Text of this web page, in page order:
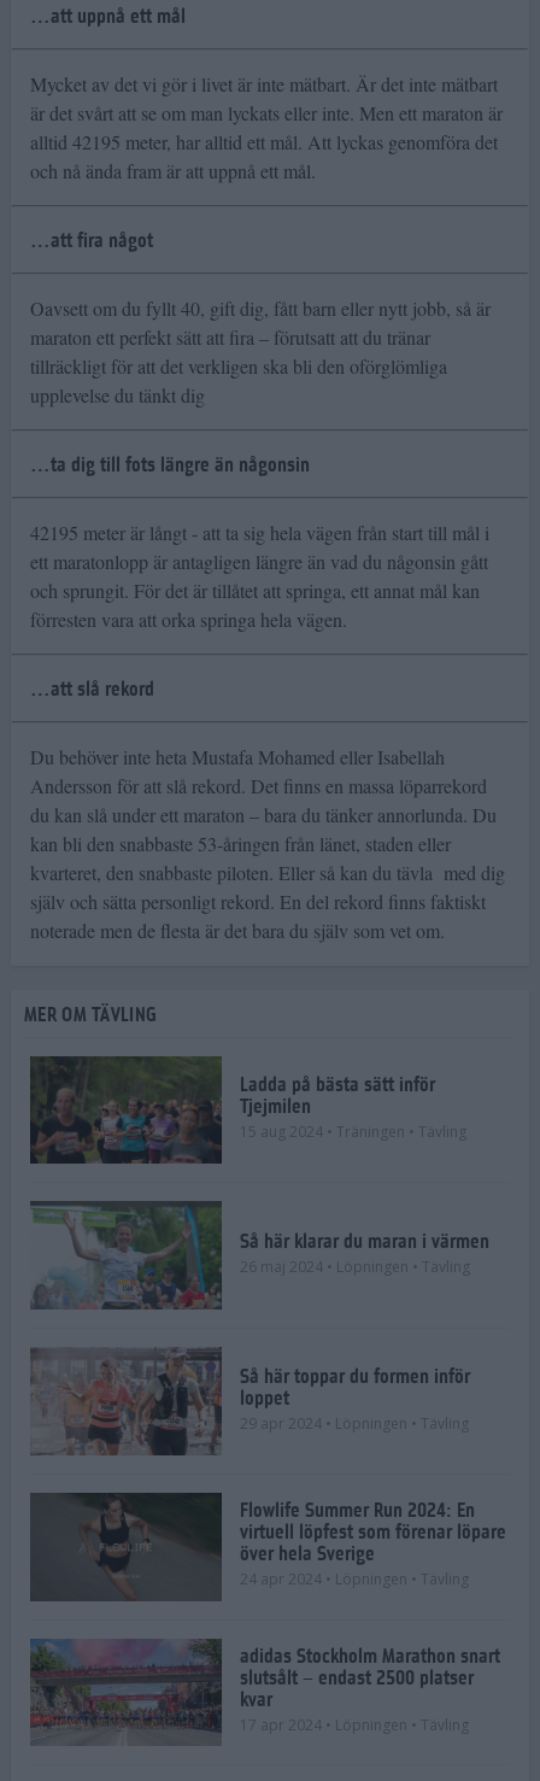
…att uppnå ett mål
Mycket av det vi gör i livet är inte mätbart. Är det inte mätbart
är det svårt att se om man lyckats eller inte. Men ett maraton är
alltid 42195 meter, har alltid ett mål. Att lyckas genomföra det
och nå ända fram är att uppnå ett mål.
…att fira något
Oavsett om du fyllt 40, gift dig, fått barn eller nytt jobb, så är
maraton ett perfekt sätt att fira – förutsatt att du tränar
tillräckligt för att det verkligen ska bli den oförglömliga
upplevelse du tänkt dig
…ta dig till fots längre än någonsin
42195 meter är långt - att ta sig hela vägen från start till mål i
ett maratonlopp är antagligen längre än vad du någonsin gått
och sprungit. För det är tillåtet att springa, ett annat mål kan
förresten vara att orka springa hela vägen.
…att slå rekord
Du behöver inte heta Mustafa Mohamed eller Isabellah
Andersson för att slå rekord. Det finns en massa löparrekord
du kan slå under ett maraton – bara du tänker annorlunda. Du
kan bli den snabbaste 53-åringen från länet, staden eller
kvarteret, den snabbaste piloten. Eller så kan du tävla med dig
själv och sätta personligt rekord. En del rekord finns faktiskt
noterade men de flesta är det bara du själv som vet om.
MER OM TÄVLING
Ladda på bästa sätt inför
Tjejmilen
15 aug 2024 • Träningen • Tävling
Så här klarar du maran i värmen
26 maj 2024 • Löpningen • Tävling
Så här toppar du formen inför
loppet
29 apr 2024 • Löpningen • Tävling
Flowlife Summer Run 2024: En
virtuell löpfest som förenar löpare
över hela Sverige
24 apr 2024 • Löpningen • Tävling
adidas Stockholm Marathon snart
slutsålt – endast 2500 platser
kvar
17 apr 2024 • Löpningen • Tävling